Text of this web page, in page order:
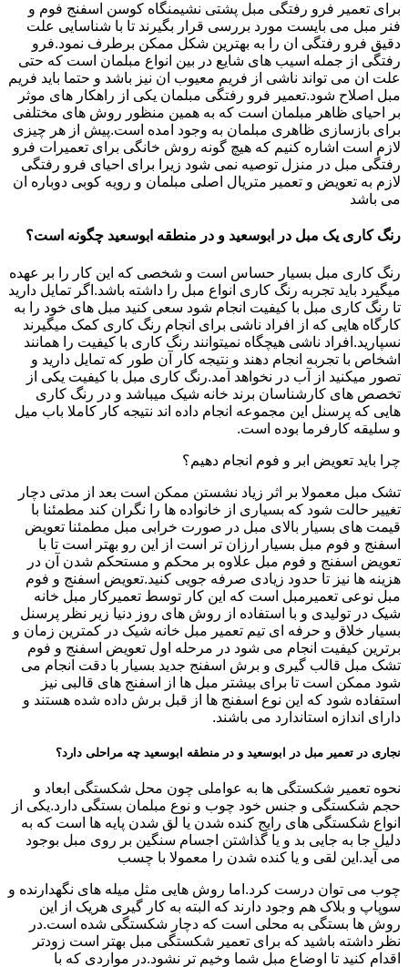
برای تعمیر فرو رفتگی مبل پشتی نشیمنگاه کوسن اسفنج فوم و
فنر مبل می بایست مورد بررسی قرار بگیرند تا با شناسایی علت
دقیق فرو رفتگی ان را به بهترین شکل ممکن برطرف نمود.فرو
رفتگی از جمله اسیب های شایع در بین انواع مبلمان است که حتی
علت ان می تواند ناشی از فریم معیوب ان نیز باشد و حتما باید فریم
مبل اصلاح شود.تعمیر فرو رفتگی مبلمان یکی از راهکار های موثر
بر احیای ظاهر مبلمان است که به همین منظور روش های مختلفی
برای بازسازی ظاهری مبلمان به وجود امده است.پیش از هر چیزی
لازم است اشاره کنیم که هیچ گونه روش خانگی برای تعمیرات فرو
رفتگی مبل در منزل توصیه نمی شود زیرا برای احیای فرو رفتگی
لازم به تعویض و تعمیر متریال اصلی مبلمان و رویه کوبی دوباره ان
می باشد
رنگ کاری یک مبل در ابوسعید و در منطقه ابوسعید چگونه است؟
رنگ کاری مبل بسیار حساس است و شخصی که این کار را بر عهده
میگیرد باید تجربه رنگ کاری انواع مبل را داشته باشد.اگر تمایل دارید
تا رنگ کاری مبل با کیفیت انجام شود سعی کنید مبل های خود را به
کارگاه هایی که از افراد ناشی برای انجام رنگ کاری کمک میگیرند
نسپارید.افراد ناشی هیچگاه نمیتوانند رنگ کاری با کیفیت را همانند
اشخاص با تجربه انجام دهند و نتیجه کار آن طور که تمایل دارید و
تصور میکنید از آب در نخواهد آمد.رنگ کاری مبل با کیفیت یکی از
تخصص های کارشناسان برند خانه شیک میباشد و در رنگ کاری
هایی که پرسنل این مجموعه انجام داده اند نتیجه کار کاملا باب میل
و سلیقه کارفرما بوده است.
چرا باید تعویض ابر و فوم انجام دهیم؟
تشک مبل معمولا بر اثر زیاد نشستن ممکن است بعد از مدتی دچار
تغییر حالت شود که بسیاری از خانواده ها را نگران کند مطمئنا با
قیمت های بسیار بالای مبل در صورت خرابی مبل مطمئنا تعویض
اسفنج و فوم مبل بسیار ارزان تر است از این رو بهتر است تا با
تعویض اسفنج و فوم مبل علاوه بر محکم و مستحکم شدن آن در
هزینه ها نیز تا حدود زیادی صرفه جویی کنید.تعویض اسفنج و فوم
مبل نوعی تعمیرمبل است که این کار توسط تعمیرکار مبل خانه
شیک در تولیدی و با استفاده از روش های روز دنیا زیر نظر پرسنل
بسیار خلاق و حرفه ای تیم تعمیر مبل خانه شیک در کمترین زمان و
برترین کیفیت انجام می شود در مرحله اول تعویض اسفنج و فوم
تشک مبل قالب گیری و برش اسفنج جدید بسیار با دقت انجام می
شود ممکن است تا برای بیشتر مبل ها از اسفنج های قالبی نیز
استفاده شود که این نوع اسفنج ها از قبل برش داده شده هستند و
دارای اندازه استاندارد می باشند.
نجاری در تعمیر مبل در ابوسعید و در منطقه ابوسعید چه مراحلی دارد؟
نحوه تعمیر شکستگی ها به عواملی چون محل شکستگی ابعاد و
حجم شکستگی و جنس خود چوب و نوع مبلمان بستگی دارد.یکی از
انواع شکستگی های رایج کنده شدن یا لق شدن پایه ها است که به
دلیل جا به جایی بد و یا گذاشتن اجسام سنگین بر روی مبل بوجود
می آید.این لقی و یا کنده شدن را معمولا با چسب
چوب می توان درست کرد.اما روش هایی مثل میله های نگهدارنده و
سوپاپ و بلاک هم وجود دارند که البته به کار گیری هریک از این
روش ها بستگی به محلی است که دچار شکستگی شده است.در
نظر داشته باشید که برای تعمیر شکستگی مبل بهتر است زودتر
اقدام کنید تا اوضاع مبل شما وخیم تر نشود.در مواردی که با